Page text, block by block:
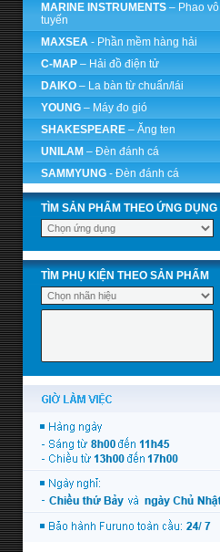
MARINE INSTRUMENTS – Phao vô
tuyến
MAXSEA - Phần mềm hàng hải
C-MAP – Hải đồ điện tử
DAIKO – La bàn từ chuẩn/lái
YOUNG – Máy đo gió
SHAKESPEARE – Ăng ten
UNILAM – Đèn đánh cá
SAMMYUNG - Đèn đánh cá
TÌM SẢN PHẨM THEO ỨNG DỤNG
TÌM PHỤ KIỆN THEO SẢN PHẨM